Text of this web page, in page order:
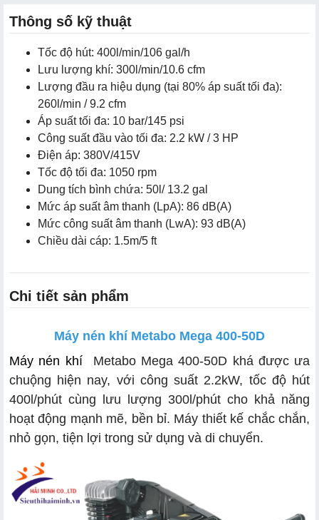
Thông số kỹ thuật
Tốc độ hút: 400l/min/106 gal/h
Lưu lượng khí: 300l/min/10.6 cfm
Lượng đầu ra hiệu dụng (tại 80% áp suất tối đa):
260l/min / 9.2 cfm
Áp suất tối đa: 10 bar/145 psi
Công suất đầu vào tối đa: 2.2 kW / 3 HP
Điện áp: 380V/415V
Tốc độ tối đa: 1050 rpm
Dung tích bình chứa: 50l/ 13.2 gal
Mức áp suất âm thanh (LpA): 86 dB(A)
Mức công suất âm thanh (LwA): 93 dB(A)
Chiều dài cáp: 1.5m/5 ft
Chi tiết sản phẩm
Máy nén khí Metabo Mega 400-50D
Máy nén khí
Metabo Mega 400-50D khá được ưa
chuộng hiện nay, với công suất 2.2kW, tốc độ hút
400l/phút cùng lưu lượng 300l/phút cho khả năng
hoạt động mạnh mẽ, bền bỉ. Máy thiết kế chắc chắn,
nhỏ gọn, tiện lợi trong sử dụng và di chuyển.